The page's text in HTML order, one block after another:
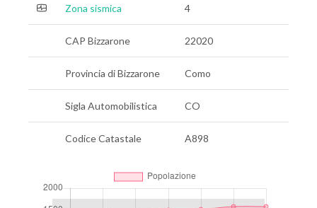
Zona sismica 4
CAP Bizzarone 22020
Provincia di Bizzarone Como
Sigla Automobilistica CO
Codice Catastale A898